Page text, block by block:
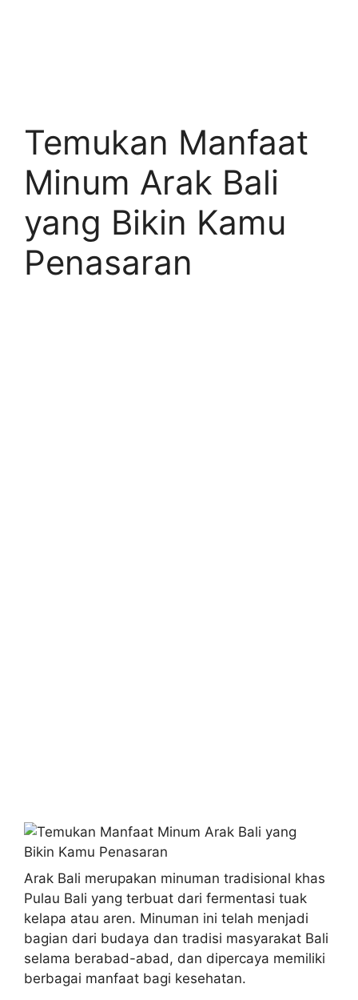
Temukan Manfaat
Minum Arak Bali
yang Bikin Kamu
Penasaran
Arak Bali merupakan minuman tradisional khas
Pulau Bali yang terbuat dari fermentasi tuak
kelapa atau aren. Minuman ini telah menjadi
bagian dari budaya dan tradisi masyarakat Bali
selama berabad-abad, dan dipercaya memiliki
berbagai manfaat bagi kesehatan.